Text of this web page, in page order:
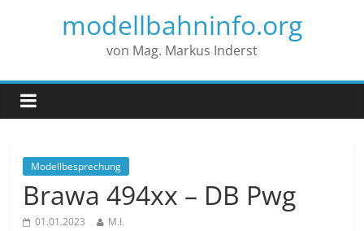
modellbahninfo.org
von Mag. Markus Inderst
Modellbesprechung
Brawa 494xx – DB Pwg
01.01.2023 M.I.